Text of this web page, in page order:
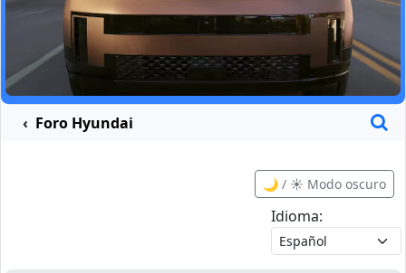
Foro Hyundai
🌙 / ☀️ Modo oscuro
Idioma: